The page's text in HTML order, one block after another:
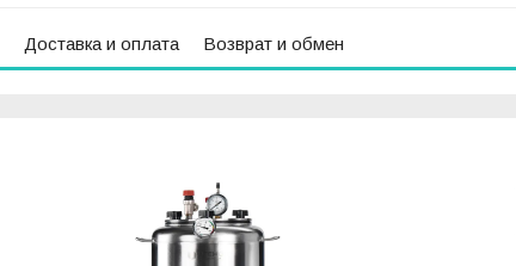
Доставка и оплата Возврат и обмен